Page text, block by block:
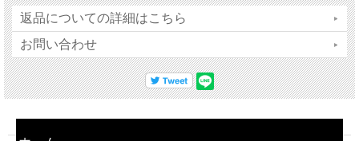
返品についての詳細はこちら
お問い合わせ